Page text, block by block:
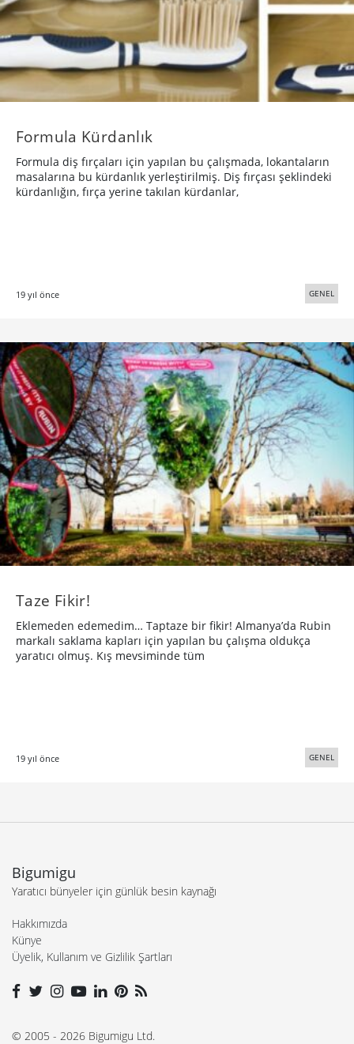
Formula Kürdanlık
Formula diş fırçaları için yapılan bu çalışmada, lokantaların
masalarına bu kürdanlık yerleştirilmiş. Diş fırçası şeklindeki
kürdanlığın, fırça yerine takılan kürdanlar,
19 yıl önce GENEL
Taze Fikir!
Eklemeden edemedim… Taptaze bir fikir! Almanya’da Rubin
markalı saklama kapları için yapılan bu çalışma oldukça
yaratıcı olmuş. Kış mevsiminde tüm
19 yıl önce GENEL
Bigumigu
Yaratıcı bünyeler için günlük besin kaynağı
Hakkımızda
Künye
Üyelik, Kullanım ve Gizlilik Şartları
© 2005 - 2026 Bigumigu Ltd.